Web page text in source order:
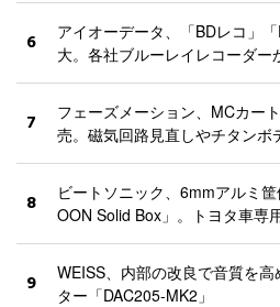
6
アイオーデータ、「BDレコ」
大。各社ブルーレイレコーダー
7
フェーズメーション、MCカー
売。磁気回路見直しやチタンボ
8
ビートソニック、6mmアルミ
OON Solid Box」。トヨタ車専
9
WEISS、内部の改良で音質を
ター「DAC205-MK2」